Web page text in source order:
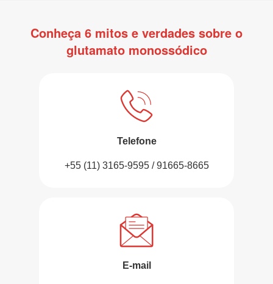
Conheça 6 mitos e verdades sobre o
glutamato monossódico
Telefone
+55 (11) 3165-9595 / 91665-8665
E-mail